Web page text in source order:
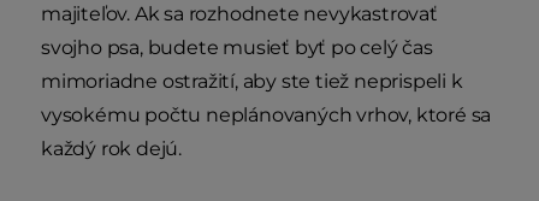
majiteľov. Ak sa rozhodnete nevykastrovať
svojho psa, budete musieť byť po celý čas
mimoriadne ostražití, aby ste tiež neprispeli k
vysokému počtu neplánovaných vrhov, ktoré sa
každý rok dejú.